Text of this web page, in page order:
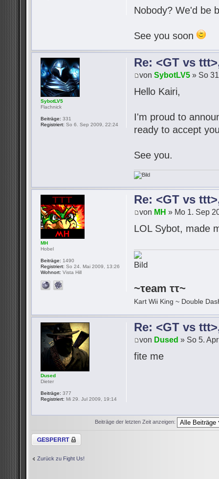
Nobody? We'd be
See you soon
Re: <GT vs
vonSybotLV5 » So
Hello Kairi,
I'm proud to
ready to accept
See you.
SybotLV5
Flachnick
Beiträge: 331
Registriert: So 6. Sep 2009, 22:24
Re: <GT vs
von MH » Mo 1. Sep
LOL Sybot, made
~τeam ττ~
Kart Wii King ~ Double
MH
Hobel
Beiträge: 1490
Registriert: So 24. Mai 2009, 13:26
Wohnort: Vista Hill
Re: <GT vs
von Dused » So 5.
fite me
Dused
Dieter
Beiträge: 377
Registriert: Mi 29. Jul 2009, 19:14
Beiträge der letzten Zeit anzeigen:
Thema gesperrt
Zurück zu Fight Us!